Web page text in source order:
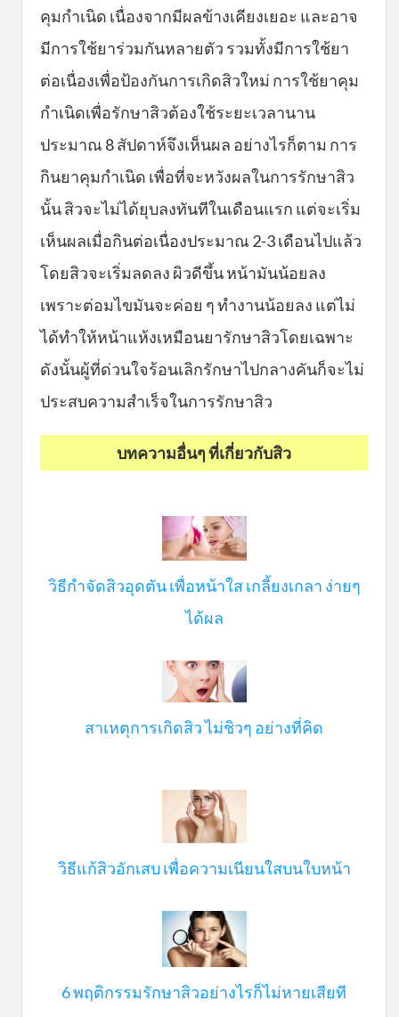
คุมกำเนิด เนื่องจากมีผลข้างเคียงเยอะ และอาจ
มีการใช้ยาร่วมกันหลายตัว รวมทั้งมีการใช้ยา
ต่อเนื่องเพื่อป้องกันการเกิดสิวใหม่ การใช้ยาคุม
กำเนิดเพื่อรักษาสิวต้องใช้ระยะเวลานาน
ประมาณ 8 สัปดาห์จึงเห็นผล อย่างไรก็ตาม การ
กินยาคุมกำเนิด เพื่อที่จะหวังผลในการรักษาสิว
นั้น สิวจะไม่ได้ยุบลงทันทีในเดือนแรก แต่จะเริ่ม
เห็นผลเมื่อกินต่อเนื่องประมาณ 2-3 เดือนไปแล้ว
โดยสิวจะเริ่มลดลง ผิวดีขึ้น หน้ามันน้อยลง
เพราะต่อมไขมันจะค่อย ๆ ทำงานน้อยลง แต่ไม่
ได้ทำให้หน้าแห้งเหมือนยารักษาสิวโดยเฉพาะ
ดังนั้นผู้ที่ด่วนใจร้อนเลิกรักษาไปกลางคันก็จะไม่
ประสบความสำเร็จในการรักษาสิว
บทความอื่นๆ ที่เกี่ยวกับสิว
วิธีกำจัดสิวอุดตัน เพื่อหน้าใส เกลี้ยงเกลา ง่ายๆ
ได้ผล
สาเหตุการเกิดสิว ไม่ชิวๆ อย่างที่คิด
วิธีแก้สิวอักเสบ เพื่อความเนียนใสบนใบหน้า
6 พฤติกรรมรักษาสิวอย่างไรก็ไม่หายเสียที